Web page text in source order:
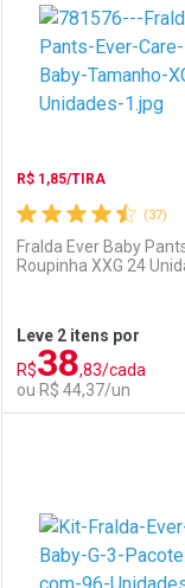
Laboratório
Comprar sem
Por R$ 15,99/cada
Por Menos
Comprar sem
Por R$ 15,99/cada
(37)
R$ 1,85/TIRA
Fralda Ever Baby
Roupinha XXG 24
Leve 2 itens por
R$38,83/cada
ou R$ 44,37/un
Laboratório
Por Menos